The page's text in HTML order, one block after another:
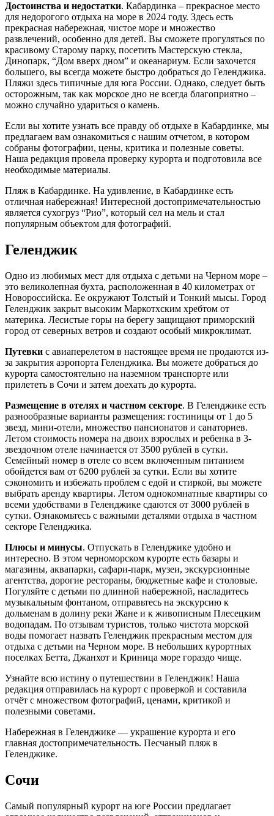
Достоинства и недостатки. Кабардинка – прекрасное место
для недорогого отдыха на море в 2024 году. Здесь есть
прекрасная набережная, чистое море и множество
развлечений, особенно для детей. Вы сможете прогуляться по
красивому Старому парку, посетить Мастерскую стекла,
Динопарк, “Дом вверх дном” и океанариум. Если захочется
большего, вы всегда можете быстро добраться до Геленджика.
Пляжи здесь типичные для юга России. Однако, следует быть
осторожным, так как морское дно не всегда благоприятно –
можно случайно удариться о камень.
Если вы хотите узнать все правду об отдыхе в Кабардинке, мы
предлагаем вам ознакомиться с нашим отчетом, в котором
собраны фотографии, цены, критика и полезные советы.
Наша редакция провела проверку курорта и подготовила все
необходимые материалы.
Пляж в Кабардинке. На удивление, в Кабардинке есть
отличная набережная! Интересной достопримечательностью
является сухогруз “Рио”, который сел на мель и стал
популярным объектом для фотографий.
Геленджик
Одно из любимых мест для отдыха с детьми на Черном море –
это великолепная бухта, расположенная в 40 километрах от
Новороссийска. Ее окружают Толстый и Тонкий мысы. Город
Геленджик закрыт высоким Маркотхским хребтом от
материка. Лесистые горы на берегу защищают приморский
город от северных ветров и создают особый микроклимат.
Путевки с авиаперелетом в настоящее время не продаются из-
за закрытия аэропорта Геленджика. Вы можете добраться до
курорта самостоятельно на наземном транспорте или
прилететь в Сочи и затем доехать до курорта.
Размещение в отелях и частном секторе. В Геленджике есть
разнообразные варианты размещения: гостиницы от 1 до 5
звезд, мини-отели, множество пансионатов и санаториев.
Летом стоимость номера на двоих взрослых и ребенка в 3-
звездочном отеле начинается от 3500 рублей в сутки.
Семейный номер в отеле со всем включенным питанием
обойдется вам от 6200 рублей за сутки. Если вы хотите
сэкономить и избежать проблем с едой и стиркой, вы можете
выбрать аренду квартиры. Летом однокомнатные квартиры со
всеми удобствами в Геленджике сдаются от 3000 рублей в
сутки. Ознакомьтесь с важными деталями отдыха в частном
секторе Геленджика.
Плюсы и минусы. Отпускать в Геленджике удобно и
интересно. В этом черноморском курорте есть базары и
магазины, аквапарки, сафари-парк, музеи, экскурсионные
агентства, дорогие рестораны, бюджетные кафе и столовые.
Погуляйте с детьми по длинной набережной, насладитесь
музыкальным фонтаном, отправьтесь на экскурсию к
дольменам в долину реки Жане и к живописным Плесецким
водопадам. По отзывам туристов, только чистота морской
воды помогает назвать Геленджик прекрасным местом для
отдыха с детьми на Черном море. В небольших курортных
поселках Бетта, Джанхот и Криница море гораздо чище.
Узнайте всю истину о путешествии в Геленджик! Наша
редакция отправилась на курорт с проверкой и составила
отчёт с множеством фотографий, ценами, критикой и
полезными советами.
Набережная в Геленджике — украшение курорта и его
главная достопримечательность. Песчаный пляж в
Геленджике.
Сочи
Самый популярный курорт на юге России предлагает